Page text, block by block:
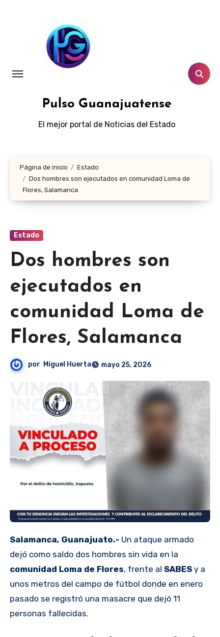
Pulso Guanajuatense
El mejor portal de Noticias del Estado
Página de inicio
Estado
Dos hombres son ejecutados en comunidad Loma de
Flores, Salamanca
Estado
Dos hombres son
ejecutados en
comunidad Loma de
Flores, Salamanca
por Miguel Huerta mayo 25, 2026
Salamanca, Guanajuato.- Un ataque armado
dejó como saldo dos hombres sin vida en la
comunidad Loma de Flores, frente al SABES y a
unos metros del campo de fútbol donde en enero
pasado se registró una masacre que dejó 11
personas fallecidas.